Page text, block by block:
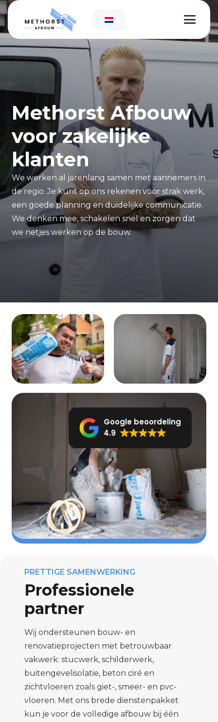
Methorst Afbouw
voor zakelijke
klanten
We werken al jarenlang samen met aannemers in
de regio. Je kunt op ons rekenen voor strak werk,
een goede planning en duidelijke communicatie.
We denken mee, schakelen snel en zorgen dat
we netjes werken op de bouw.
Google beoordeling
4.9
PRETTIGE SAMENWERKING
Professionele
partner
Wij ondersteunen bouw- en
renovatieprojecten met betrouwbaar
vakwerk: stucwerk, schilderwerk,
buitengevelisolatie, beton ciré en
zichtvloeren zoals giet-, smeer- en pvc-
vloeren. Met ons brede dienstenpakket
kun je voor de volledige afbouw bij één